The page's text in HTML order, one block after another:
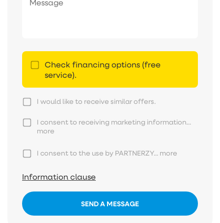
Check financing options (free
service).
I would like to receive similar offers.
I consent to receiving marketing information...
more
I consent to the use by PARTNERZY... more
Information clause
SEND A MESSAGE